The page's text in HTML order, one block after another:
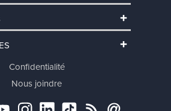
Confidentialité
Nous joindre
YouTubeInstagram
LinkedInTikTokRSS Abonnement